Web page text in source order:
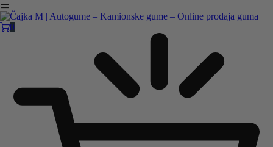
Čajka M Čačak
+381 32 5461 011 office@cajkam.rs
KAKO DO NAS
0